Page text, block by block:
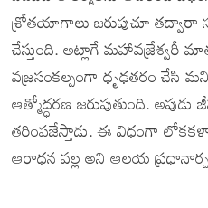
శ్రోతయాగాలు జరుపుచూ తద్వారా
చేస్తుంది. అట్లాగే మహావజ్రేశ్వరీ
వజ్రసంకల్పంగా ధృఢతరం చేసి
ఆత్మోద్ధరణ జరుపుతుంది.
తరింపజేస్తాడు. ఈ విధంగా
ఆరాధన వల్ల అని ఆలయ